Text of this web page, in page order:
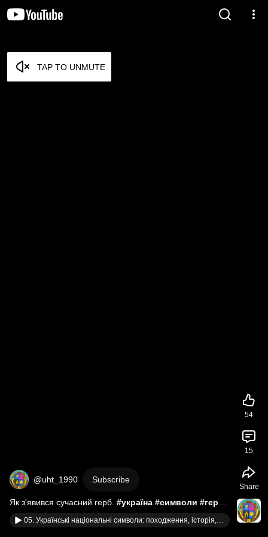
TAP TO UNMUTE
@uht_1990 Subscribe
Як з'явився сучасний герб. #україна #символи #герб
#верховнарада #кравчук
05. Українські національні символи: походження, історія, міти
54
15
Share